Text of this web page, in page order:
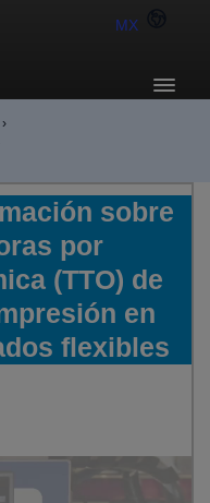
MX
›
sobre
por
(TTO) de
en
flexibles